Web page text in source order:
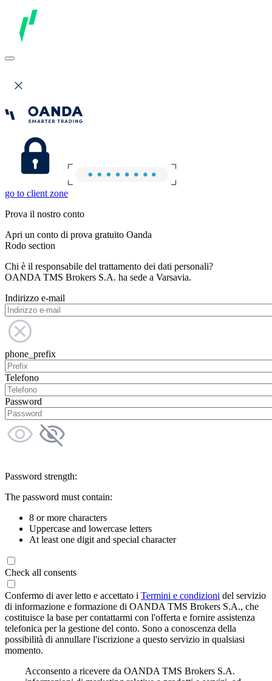
go to client zone
Prova il nostro conto
Apri un conto di prova gratuito Oanda
Rodo section
Chi è il responsabile del trattamento dei dati personali?
OANDA TMS Brokers S.A. ha sede a Varsavia.
Indirizzo e-mail
phone_prefix
Telefono
Password
Password strength:
The password must contain:
8 or more characters
Uppercase and lowercase letters
At least one digit and special character
Check all consents
Confermo di aver letto e accettato i Termini e condizioni del servizio
di informazione e formazione di OANDA TMS Brokers S.A., che
costituisce la base per contattarmi con l'offerta e fornire assistenza
telefonica per la gestione del conto. Sono a conoscenza della
possibilità di annullare l'iscrizione a questo servizio in qualsiasi
momento.
Acconsento a ricevere da OANDA TMS Brokers S.A.